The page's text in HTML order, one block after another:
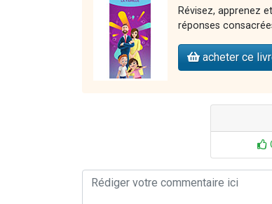
Révisez, apprenez
réponses
acheter ce